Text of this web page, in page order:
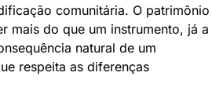
comunitária. O patrimônio
mais do que um instrumento, já a
natural de um
respeita as diferenças